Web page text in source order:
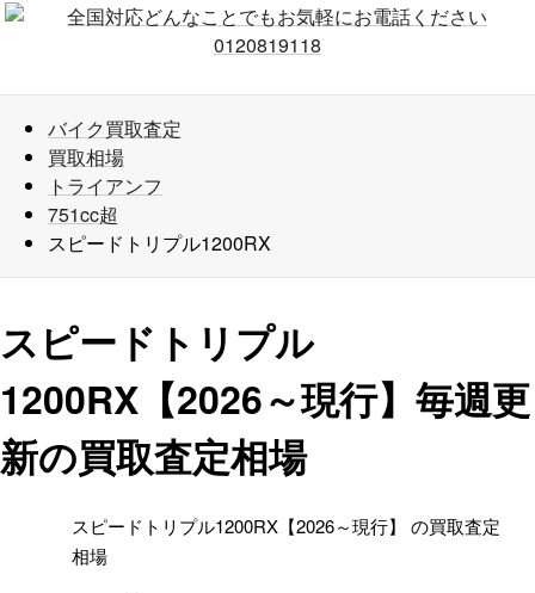
バイク買取査定
買取相場
トライアンフ
751cc超
スピードトリプル1200RX
スピードトリプル
1200RX【2026～現行】毎週更
新の買取査定相場
スピードトリプル1200RX【2026～現行】 の買取査定
相場